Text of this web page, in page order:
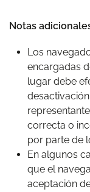
Notas
Los
encargadas
lugar debe
correcta o
por parte de
En algunos
que el
aceptación